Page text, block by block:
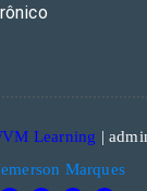
Learning |
Marques